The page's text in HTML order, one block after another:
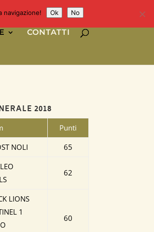
CONTATTI
2018
Punti
NOLI 65
62
LIONS
1
60
navigazione! Ok No